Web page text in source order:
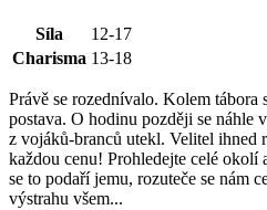
Síla
12-17
Charisma 13-18
Právě se rozednívalo. Kolem tábora
postava. O hodinu později se náhle
z vojáků-branců utekl. Velitel ihned
každou cenu! Prohledejte celé
se to podaří jemu, rozuteče se nám
výstrahu všem...